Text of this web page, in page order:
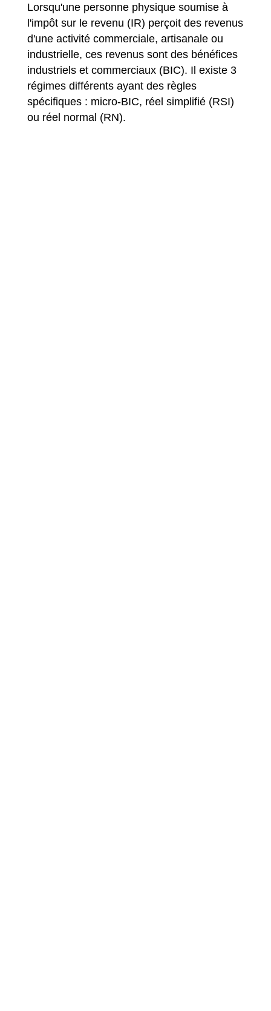
Lorsqu'une personne physique soumise à
l'impôt sur le revenu (IR) perçoit des revenus
d'une activité commerciale, artisanale ou
industrielle, ces revenus sont des bénéfices
industriels et commerciaux (BIC). Il existe 3
régimes différents ayant des règles
spécifiques : micro-BIC, réel simplifié (RSI)
ou réel normal (RN).